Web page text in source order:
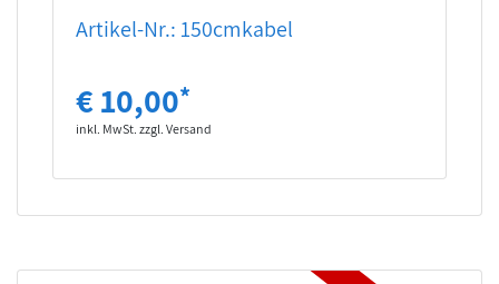
Artikel-Nr.: 150cmkabel
€ 10,00*
inkl. MwSt. zzgl. Versand